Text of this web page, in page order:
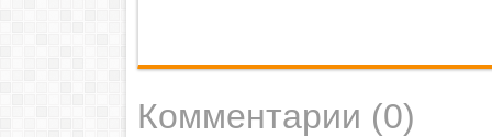
Комментарии (0)